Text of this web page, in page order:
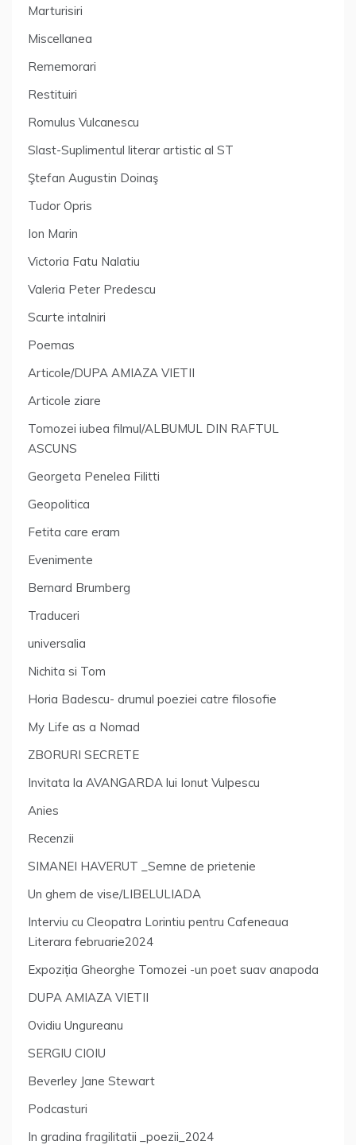
Marturisiri
Miscellanea
Rememorari
Restituiri
Romulus Vulcanescu
Slast-Suplimentul literar artistic al ST
Ştefan Augustin Doinaş
Tudor Opris
Ion Marin
Victoria Fatu Nalatiu
Valeria Peter Predescu
Scurte intalniri
Poemas
Articole/DUPA AMIAZA VIETII
Articole ziare
Tomozei iubea filmul/ALBUMUL DIN RAFTUL
ASCUNS
Georgeta Penelea Filitti
Geopolitica
Fetita care eram
Evenimente
Bernard Brumberg
Traduceri
universalia
Nichita si Tom
Horia Badescu- drumul poeziei catre filosofie
My Life as a Nomad
ZBORURI SECRETE
Invitata la AVANGARDA lui Ionut Vulpescu
Anies
Recenzii
SIMANEI HAVERUT _Semne de prietenie
Un ghem de vise/LIBELULIADA
Interviu cu Cleopatra Lorintiu pentru Cafeneaua
Literara februarie2024
Expoziția Gheorghe Tomozei -un poet suav anapoda
DUPA AMIAZA VIETII
Ovidiu Ungureanu
SERGIU CIOIU
Beverley Jane Stewart
Podcasturi
In gradina fragilitatii _poezii_2024